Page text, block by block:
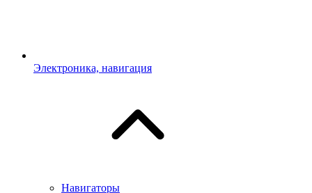
Электроника, навигация
Навигаторы